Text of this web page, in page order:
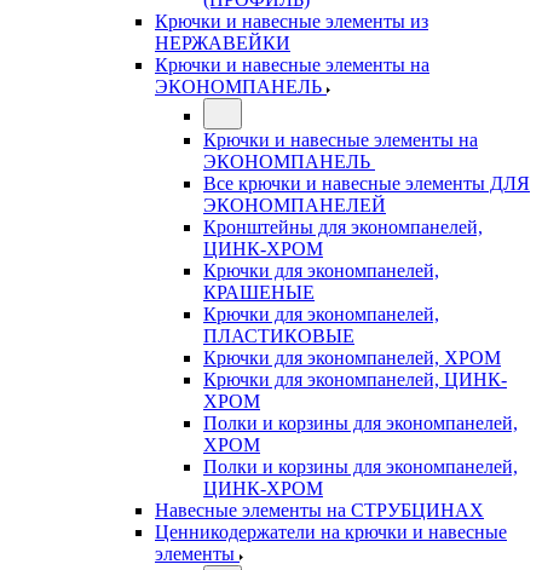
Крючки и навесные элементы из
НЕРЖАВЕЙКИ
Крючки и навесные элементы на
ЭКОНОМПАНЕЛЬ
Крючки и навесные элементы на
ЭКОНОМПАНЕЛЬ
Все крючки и навесные элементы ДЛЯ
ЭКОНОМПАНЕЛЕЙ
Кронштейны для экономпанелей,
ЦИНК-ХРОМ
Крючки для экономпанелей,
КРАШЕНЫЕ
Крючки для экономпанелей,
ПЛАСТИКОВЫЕ
Крючки для экономпанелей, ХРОМ
Крючки для экономпанелей, ЦИНК-
ХРОМ
Полки и корзины для экономпанелей,
ХРОМ
Полки и корзины для экономпанелей,
ЦИНК-ХРОМ
Навесные элементы на СТРУБЦИНАХ
Ценникодержатели на крючки и навесные
элементы